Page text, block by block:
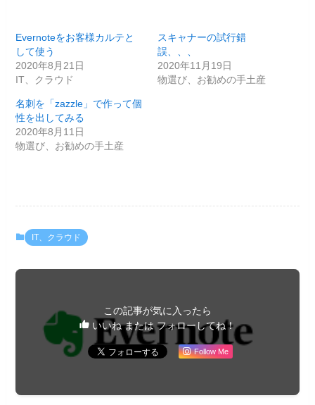
Evernoteをお客様カルテと
して使う
2020年8月21日
IT、クラウド
スキャナーの試行錯
誤、、、
2020年11月19日
物選び、お勧めの手土産
名刺を「zazzle」で作って個
性を出してみる
2020年8月11日
物選び、お勧めの手土産
IT、クラウド
この記事が気に入ったら
いいね または フォローしてね！
Follow Me